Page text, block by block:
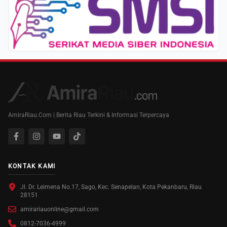
AmiraRiau.Com | Berita Riau Terkini & Informasi Terpercaya
KONTAK KAMI
Jl. Dr. Leimena No.17, Sago, Kec. Senapelan, Kota Pekanbaru, Riau
28151
amirariauonline@gmail.com
0812-7036-4999